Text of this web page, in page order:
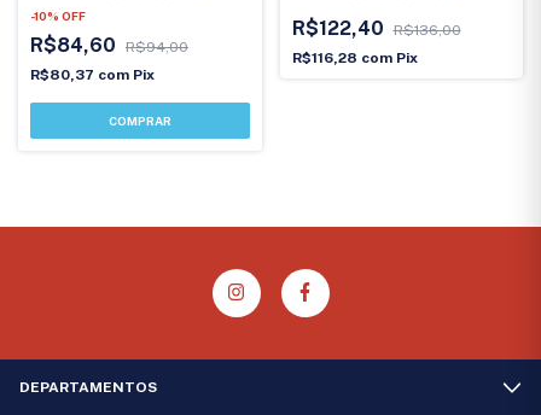
-10% OFF
R$84,60
R$94,00
R$80,37 com Pix
R$122,40
R$136,00
R$116,28 com Pix
DEPARTAMENTOS